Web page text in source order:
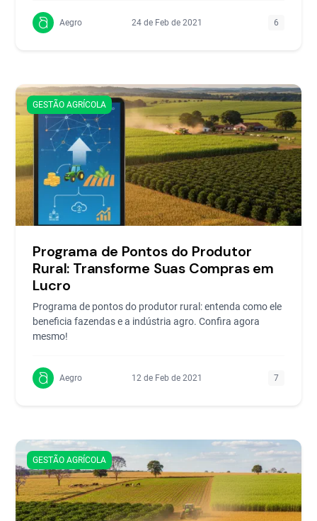
Aegro 24 de Feb de 2021 6
GESTÃO AGRÍCOLA
Programa de Pontos do Produtor
Rural: Transforme Suas Compras em
Lucro
Programa de pontos do produtor rural: entenda como ele
beneficia fazendas e a indústria agro. Confira agora
mesmo!
Aegro 12 de Feb de 2021 7
GESTÃO AGRÍCOLA